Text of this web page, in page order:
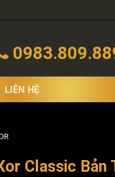
LIÊN HỆ
Classic Bản